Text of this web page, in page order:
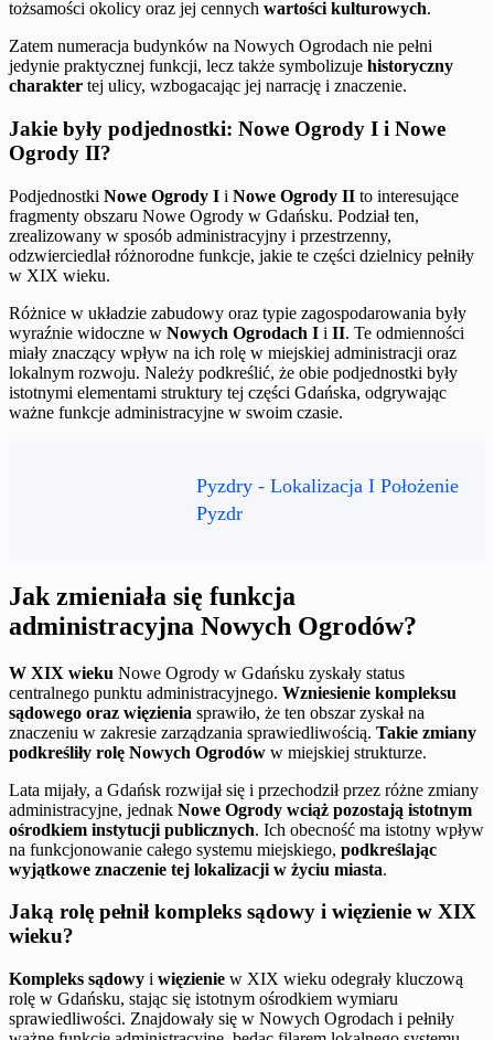
tożsamości okolicy oraz jej cennych wartości kulturowych.
Zatem numeracja budynków na Nowych Ogrodach nie pełni
jedynie praktycznej funkcji, lecz także symbolizuje historyczny
charakter tej ulicy, wzbogacając jej narrację i znaczenie.
Jakie były podjednostki: Nowe Ogrody I i Nowe
Ogrody II?
Podjednostki Nowe Ogrody I i Nowe Ogrody II to interesujące
fragmenty obszaru Nowe Ogrody w Gdańsku. Podział ten,
zrealizowany w sposób administracyjny i przestrzenny,
odzwierciedlał różnorodne funkcje, jakie te części dzielnicy pełniły
w XIX wieku.
Różnice w układzie zabudowy oraz typie zagospodarowania były
wyraźnie widoczne w Nowych Ogrodach I i II. Te odmienności
miały znaczący wpływ na ich rolę w miejskiej administracji oraz
lokalnym rozwoju. Należy podkreślić, że obie podjednostki były
istotnymi elementami struktury tej części Gdańska, odgrywając
ważne funkcje administracyjne w swoim czasie.
Pyzdry - Lokalizacja I Położenie
Pyzdr
Jak zmieniała się funkcja
administracyjna Nowych Ogrodów?
W XIX wieku Nowe Ogrody w Gdańsku zyskały status
centralnego punktu administracyjnego. Wzniesienie kompleksu
sądowego oraz więzienia sprawiło, że ten obszar zyskał na
znaczeniu w zakresie zarządzania sprawiedliwością. Takie zmiany
podkreśliły rolę Nowych Ogrodów w miejskiej strukturze.
Lata mijały, a Gdańsk rozwijał się i przechodził przez różne zmiany
administracyjne, jednak Nowe Ogrody wciąż pozostają istotnym
ośrodkiem instytucji publicznych. Ich obecność ma istotny wpływ
na funkcjonowanie całego systemu miejskiego, podkreślając
wyjątkowe znaczenie tej lokalizacji w życiu miasta.
Jaką rolę pełnił kompleks sądowy i więzienie w XIX
wieku?
Kompleks sądowy i więzienie w XIX wieku odegrały kluczową
rolę w Gdańsku, stając się istotnym ośrodkiem wymiaru
sprawiedliwości. Znajdowały się w Nowych Ogrodach i pełniły